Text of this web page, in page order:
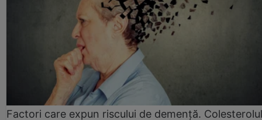
Factori care expun riscului de demență. Colesterolul